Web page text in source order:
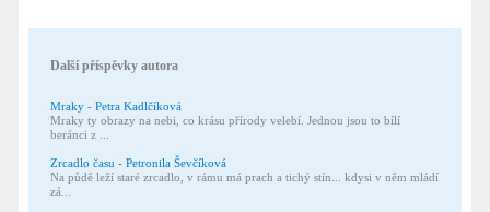
Další příspěvky autora
Mraky - Petra Kadlčíková
Mraky ty obrazy na nebi, co krásu přírody velebí. Jednou jsou to bílí
beránci z ...
Zrcadlo času - Petronila Ševčíková
Na půdě leží staré zrcadlo, v rámu má prach a tichý stín... kdysi v něm mládí
zá...